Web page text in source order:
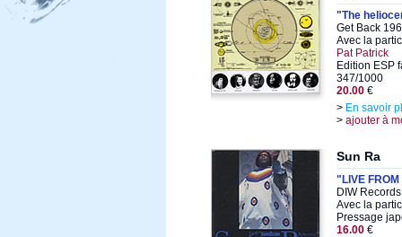
"The
Get Back
Avec la
Pat Patrick
Edition ESP
347/1000
20.00 €
> En savoir
> ajouter à
Sun Ra
"LIVE
DIW
Avec la
Pressage
16.00 €